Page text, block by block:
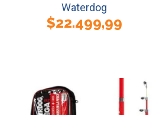
Waterdog
$22.499,99